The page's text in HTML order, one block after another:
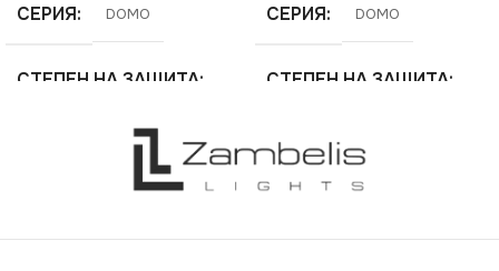
СЕРИЯ DOMO
СТЕПЕН НА ЗАЩИТА
СЕРИЯ DOMO
СТЕПЕН НА ЗАЩИТА
ЦВЯТ